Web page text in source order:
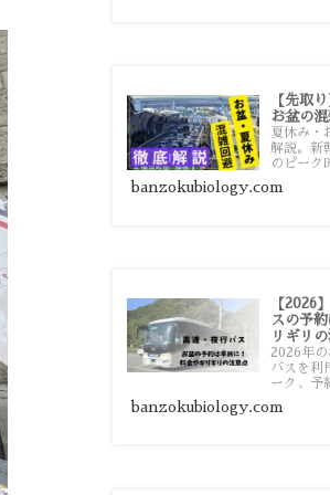
【先取
お盆の
夏休み・
解説。新
のピーク
雑しや
特徴まで
banzokubiology.com
【2026
スの予
リギリ
2026年
バスを利
ーク、予
み、キ
予約の注
banzokubiology.com